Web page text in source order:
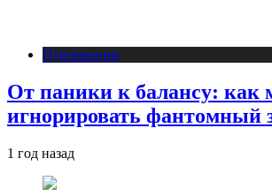
Публикации
От паники к балансу: как
игнорировать фантомный
1 год назад